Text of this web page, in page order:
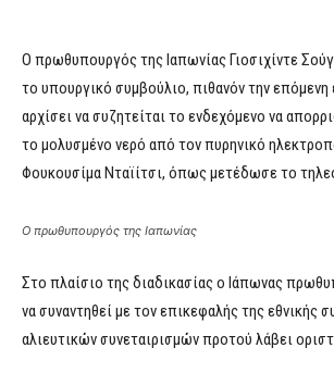
Ο πρωθυπουργός της Ιαπωνίας Γιοσιχίντε
το υπουργικό συμβούλιο, πιθανόν την επόμενη
αρχίσει να συζητείται το ενδεχόμενο να
το μολυσμένο νερό από τον πυρηνικό
Φουκουσίμα Νταϊίτσι, όπως μετέδωσε το
Ο πρωθυπουργός της Ιαπωνίας
Στο πλαίσιο της διαδικασίας ο Ιάπωνας
να συναντηθεί με τον επικεφαλής της εθνικής
αλιευτικών συνεταιρισμών προτού λάβει